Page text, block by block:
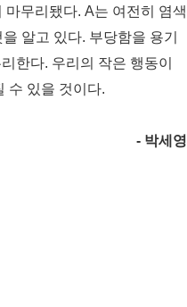
마무리됐다. A는 여전히 염색
을 알고 있다. 부당함을 용기
한다. 우리의 작은 행동이
수 있을 것이다.
- 박세영